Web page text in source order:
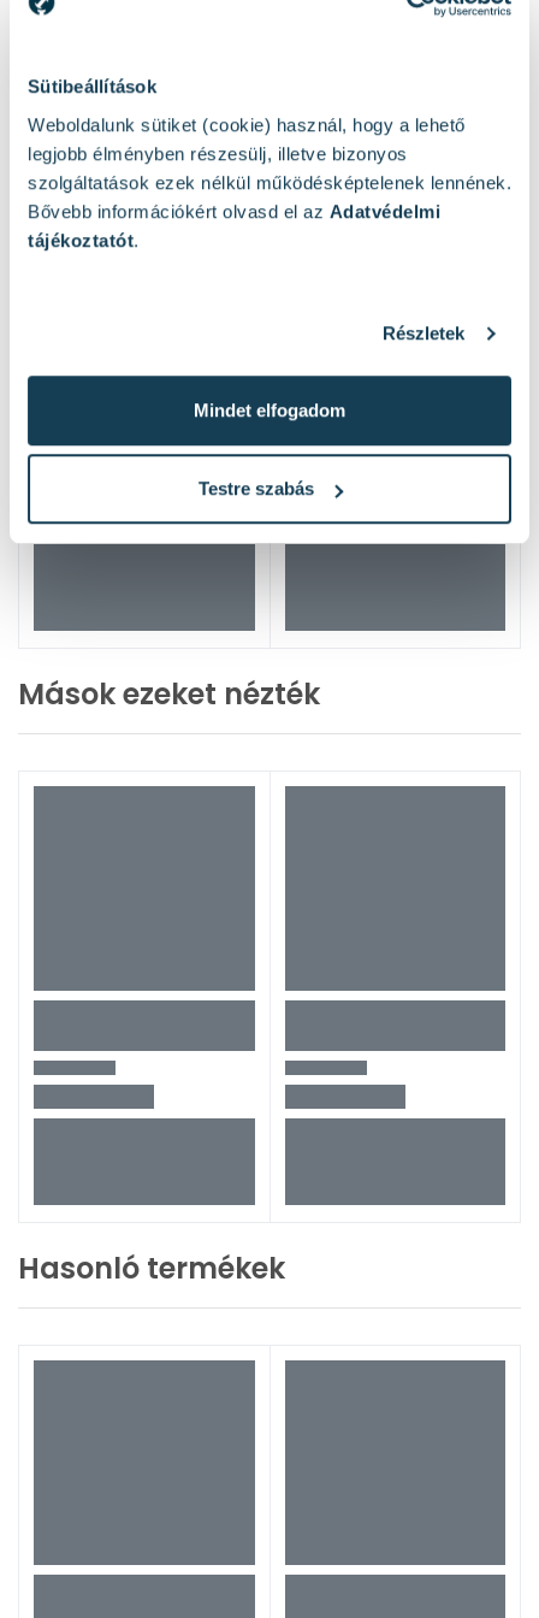
Sütibeállítások
Weboldalunk sütiket (cookie) használ, hogy a lehető
legjobb élményben részesülj, illetve bizonyos
szolgáltatások ezek nélkül működésképtelenek lennének.
Bővebb információkért olvasd el az Adatvédelmi
tájékoztatót.
Részletek
Mindet elfogadom
Testre szabás
Polírozás kisokos: anyagválasztás és
a megfelelő sebesség!
2024. márc. 18.
A polírozás egy fontos lépés lehet, hogy otthonod
ragyogó és tiszta legyen, és egy jó polírozógép
segítségével bútorokat, autókat vagy más t...
Mások ezeket nézték
Mások ezeket nézték
Hasonló termékek